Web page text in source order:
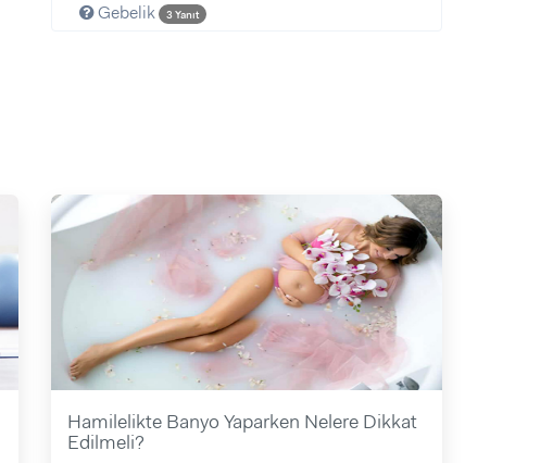
Gebelik 3 Yanıt
Hamilelikte Banyo Yaparken Nelere Dikkat
Edilmeli?